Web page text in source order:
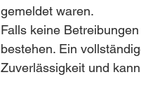
gemeldet waren.
Falls keine
bestehen. Ein
Zuverlässigkeit und